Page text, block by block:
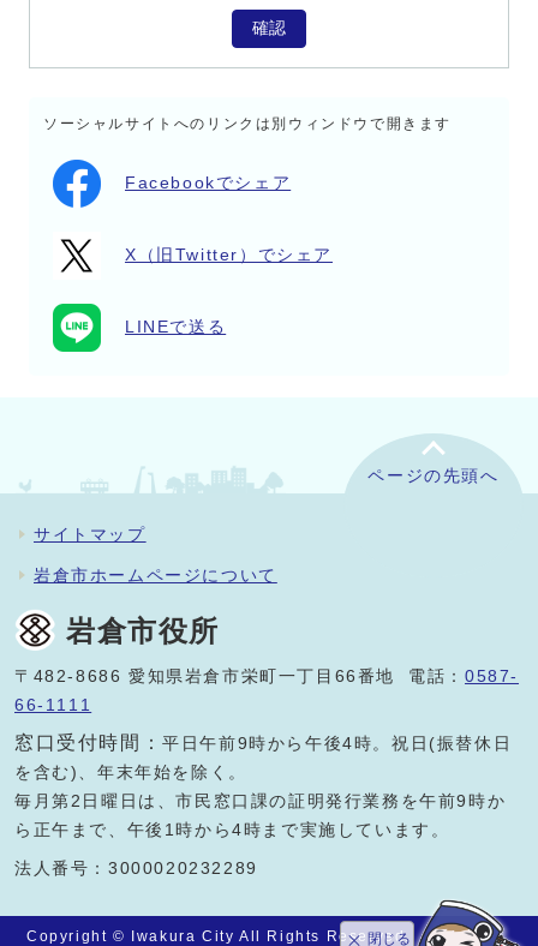
確認
ソーシャルサイトへのリンクは別ウィンドウで開きます
Facebookでシェア
X（旧Twitter）でシェア
LINEで送る
閉じる
ページの先頭へ
サイトマップ
岩倉市ホームページについて
岩倉市役所
〒482-8686 愛知県岩倉市栄町一丁目66番地 電話：0587-
66-1111
窓口受付時間：平日午前9時から午後4時。祝日(振替休日
を含む)、年末年始を除く。
毎月第2日曜日は、市民窓口課の証明発行業務を午前9時か
ら正午まで、午後1時から4時まで実施しています。
法人番号：3000020232289
Copyright © Iwakura City All Rights Reserved.